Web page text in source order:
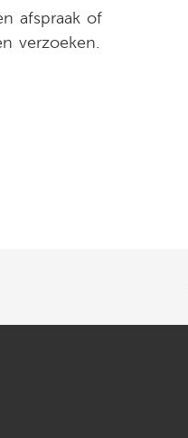
afspraak of
verzoeken.